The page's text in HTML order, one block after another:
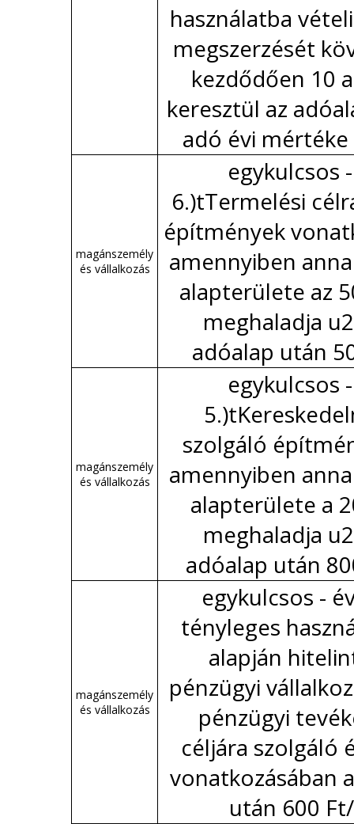
használatba
megszerzését
kezdődően 10
keresztül az
adó évi
magánszemély
és vállalkozás
egykulcsos
6.)tTermelési
építmények
amennyiben
alapterülete az
meghaladja
adóalap után
magánszemély
és vállalkozás
egykulcsos
szolgáló
amennyiben
alapterülete a
meghaladja
adóalap után
magánszemély
és vállalkozás
egykulcsos -
tényleges
alapján
pénzügyi
pénzügyi
céljára szolgáló
vonatkozásában
után 600